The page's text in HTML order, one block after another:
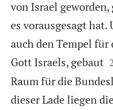
von Israel geworden,
es vorausgesagt hat.
auch den Tempel für
Gott Israels, gebaut
Raum für die
dieser Lade liegen